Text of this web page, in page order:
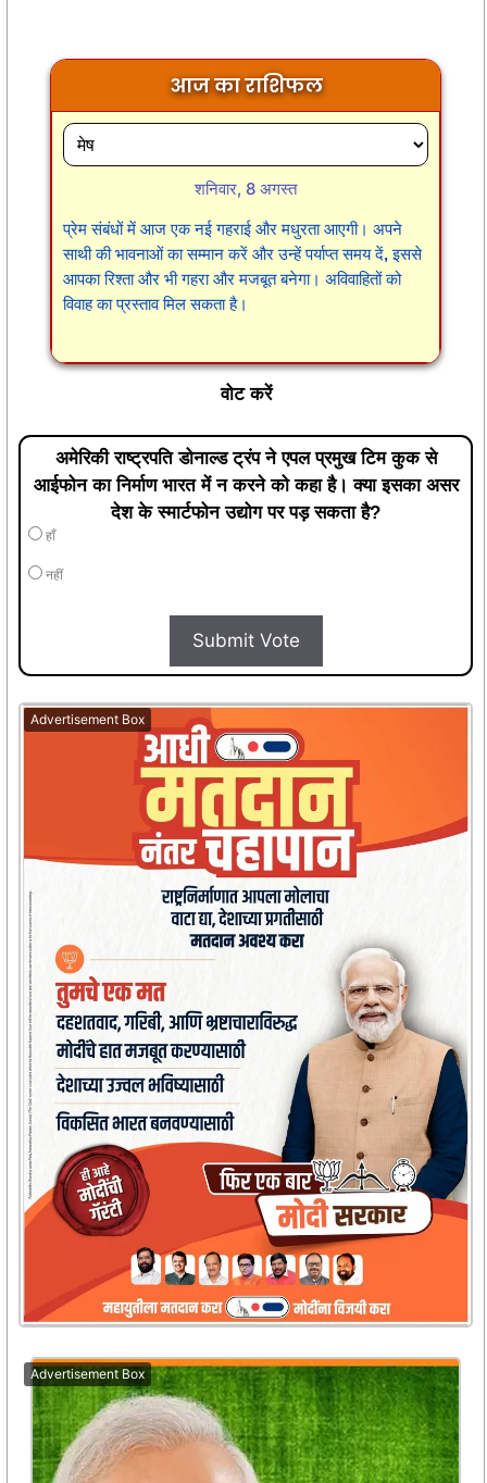
आज का राशिफल
शनिवार, 8 अगस्त
प्रेम संबंधों में आज एक नई गहराई और मधुरता आएगी। अपने
साथी की भावनाओं का सम्मान करें और उन्हें पर्याप्त समय दें, इससे
आपका रिश्ता और भी गहरा और मजबूत बनेगा। अविवाहितों को
विवाह का प्रस्ताव मिल सकता है।
वोट करें
अमेरिकी राष्ट्रपति डोनाल्ड ट्रंप ने एपल प्रमुख टिम कुक से
आईफोन का निर्माण भारत में न करने को कहा है। क्या इसका असर
देश के स्मार्टफोन उद्योग पर पड़ सकता है?
हाँ
नहीं
Submit Vote
Advertisement Box
Advertisement Box